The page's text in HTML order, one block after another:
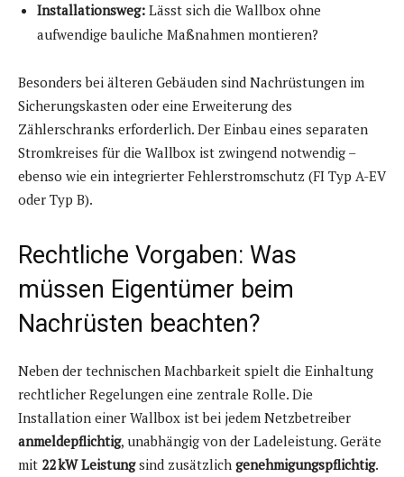
Installationsweg: Lässt sich die Wallbox ohne
aufwendige bauliche Maßnahmen montieren?
Besonders bei älteren Gebäuden sind Nachrüstungen im
Sicherungskasten oder eine Erweiterung des
Zählerschranks erforderlich. Der Einbau eines separaten
Stromkreises für die Wallbox ist zwingend notwendig –
ebenso wie ein integrierter Fehlerstromschutz (FI Typ A-EV
oder Typ B).
Rechtliche Vorgaben: Was
müssen Eigentümer beim
Nachrüsten beachten?
Neben der technischen Machbarkeit spielt die Einhaltung
rechtlicher Regelungen eine zentrale Rolle. Die
Installation einer Wallbox ist bei jedem Netzbetreiber
anmeldepflichtig, unabhängig von der Ladeleistung. Geräte
mit 22 kW Leistungsind zusätzlich genehmigungspflichtig.